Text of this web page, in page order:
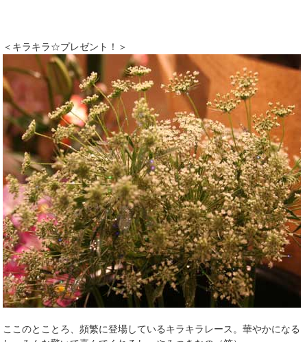
＜キラキラ☆プレゼント！＞
ここのとことろ、頻繁に登場しているキラキラレース。華やかになる